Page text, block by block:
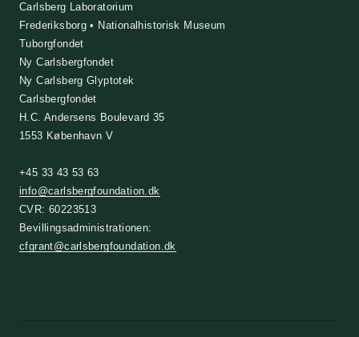
Carlsberg Laboratorium
Frederiksborg • Nationalhistorisk Museum
Tuborgfondet
Ny Carlsbergfondet
Ny Carlsberg Glyptotek
Carlsbergfondet
H.C. Andersens Boulevard 35
1553 København V
+45 33 43 53 63
info@carlsbergfoundation.dk
CVR: 60223513
Bevillingsadministrationen:
cfgrant@carlsbergfoundation.dk